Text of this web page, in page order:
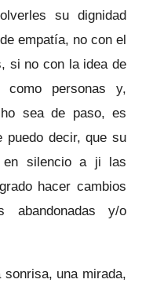
su dignidad
empatía, no con el
si no con la idea de
como personas y,
sea de paso, es
decir, que su
en silencio a ji las
hacer cambios
abandonadas y/o
una mirada,